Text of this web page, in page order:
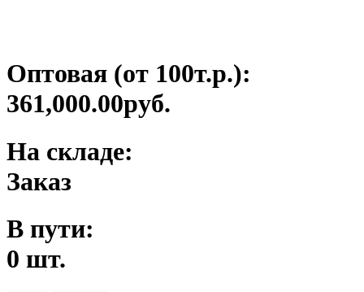
Оптовая (от 100т.р.):
361,000.00руб.
На складе:
Заказ
В пути:
0 шт.